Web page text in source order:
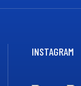
INSTAGRAM